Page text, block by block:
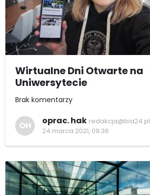
Wirtualne Dni Otwarte na
Uniwersytecie
Brak komentarzy
OH oprac. hak redakcja@bia24.pl
24 marca 2021, 09:36